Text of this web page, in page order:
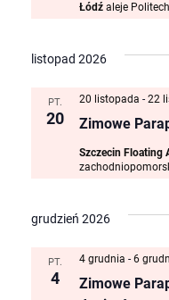
Łódź aleje
listopad 2026
PT.
20 Zimowe
20 listopada - 22
Szczecin Floating
grudzień 2026
PT.
4
Zimowe
4 grudnia - 6